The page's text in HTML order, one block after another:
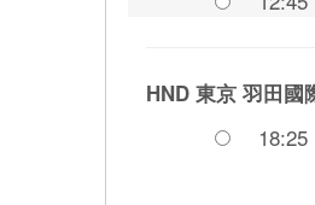
HND 東京 羽田國
18:25